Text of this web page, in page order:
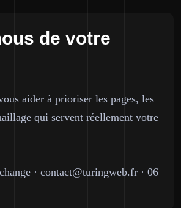
de votre
aider à prioriser les pages, les
qui servent réellement votre
· contact@turingweb.fr · 06